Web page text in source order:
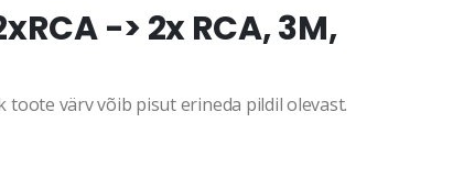
-> 2x RCA, 3M,
värv võib pisut erineda pildil olevast.